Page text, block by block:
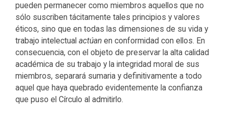
pueden permanecer como miembros aquellos que no
sólo suscriben tácitamente tales principios y valores
éticos, sino que en todas las dimensiones de su vida y
trabajo intelectual actúan en conformidad con ellos. En
consecuencia, con el objeto de preservar la alta calidad
académica de su trabajo y la integridad moral de sus
miembros, separará sumaria y definitivamente a todo
aquel que haya quebrado evidentemente la confianza
que puso el Círculo al admitirlo.